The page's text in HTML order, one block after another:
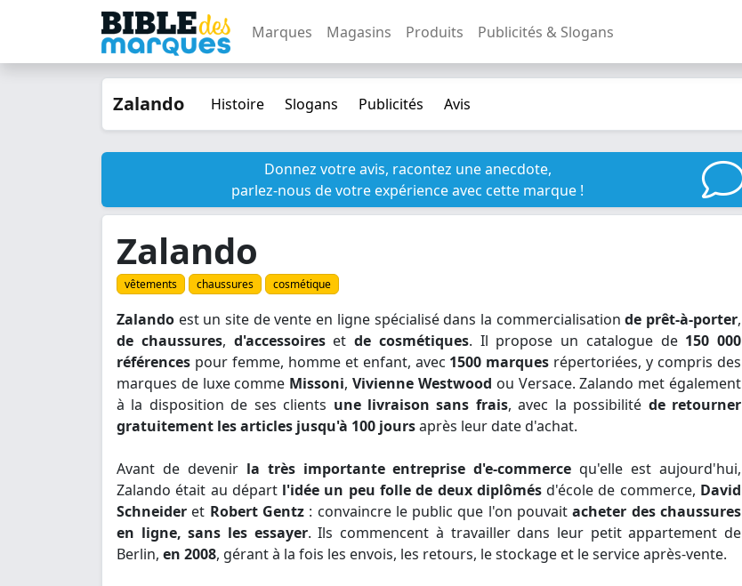
Marques Magasins Produits Publicités & Slogans
Zalando Histoire Slogans Publicités Avis
Donnez votre avis, racontez une anecdote,
parlez-nous de votre expérience avec cette marque !
Zalando
vêtements chaussures cosmétique
Zalando est un site de vente en ligne spécialisé dans la commercialisationde prêt-à-porter,
de chaussures, d'accessoireset de cosmétiques. Il propose un catalogue de 150 000
références pour femme, homme et enfant, avec 1500 marques répertoriées, y compris des
marques de luxe comme Missoni,Vivienne Westwood ou Versace. Zalando met également
à la disposition de ses clients une livraison sans frais, avec la possibilité de retourner
gratuitement les articles jusqu'à 100 joursaprès leur date d'achat.
Avant de devenir la très importante entreprise d'e-commerce qu'elle est aujourd'hui,
Zalando était au départ l'idée un peu folle de deux diplômésd'école de commerce, David
Schneider et Robert Gentz: convaincre le public que l'on pouvaitacheter des chaussures
en ligne, sans les essayer. Ils commencent à travailler dans leur petit appartement de
Berlin, en 2008, gérant à la fois les envois, les retours, le stockage et le service après-vente.